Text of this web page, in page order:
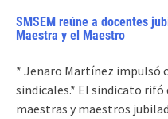
SMSEM reúne a docentes
Maestra y el Maestro
* Jenaro Martínez impulsó
sindicales.* El sindicato
maestras y maestros